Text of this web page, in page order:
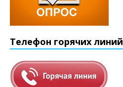
Телефон горячих линий